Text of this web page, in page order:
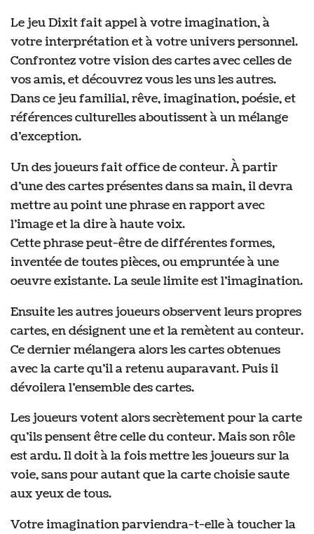
Le jeu Dixit fait appel à votre imagination, à
votre interprétation et à votre univers personnel.
Confrontez votre vision des cartes avec celles de
vos amis, et découvrez vous les uns les autres.
Dans ce jeu familial, rêve, imagination, poésie, et
références culturelles aboutissent à un mélange
d’exception.
Un des joueurs fait office de conteur. À partir
d’une des cartes présentes dans sa main, il devra
mettre au point une phrase en rapport avec
l’image et la dire à haute voix.
Cette phrase peut-être de différentes formes,
inventée de toutes pièces, ou empruntée à une
oeuvre existante. La seule limite est l’imagination.
Ensuite les autres joueurs observent leurs propres
cartes, en désignent une et la remètent au conteur.
Ce dernier mélangera alors les cartes obtenues
avec la carte qu’il a retenu auparavant. Puis il
dévoilera l’ensemble des cartes.
Les joueurs votent alors secrètement pour la carte
qu’ils pensent être celle du conteur. Mais son rôle
est ardu. Il doit à la fois mettre les joueurs sur la
voie, sans pour autant que la carte choisie saute
aux yeux de tous.
Votre imagination parviendra-t-elle à toucher la